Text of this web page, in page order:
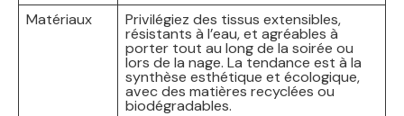
Matériaux
Privilégiez des tissus extensibles,
résistants à l’eau, et agréables à
porter tout au long de la soirée ou
lors de la nage. La tendance est à la
synthèse esthétique et écologique,
avec des matières recyclées ou
biodégradables.